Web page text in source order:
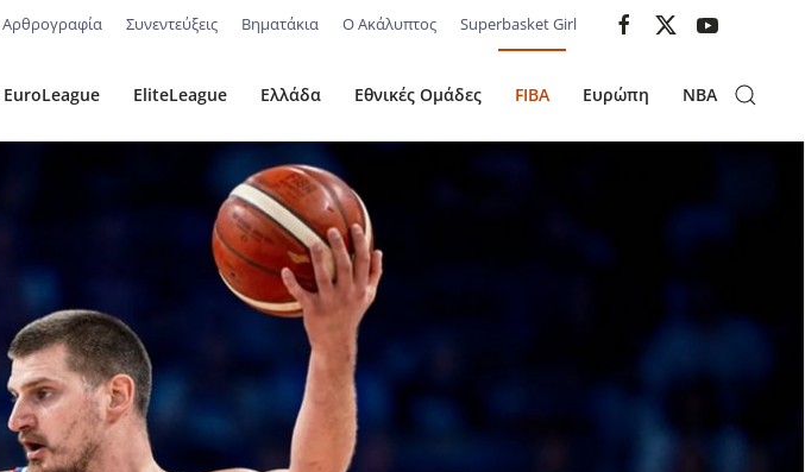
Αρθρογραφία Συνεντεύξεις Βηματάκια Ο Ακάλυπτος Superbasket Girl
EuroLeague EliteLeague Ελλάδα Εθνικές Ομάδες FIBA Ευρώπη NBA